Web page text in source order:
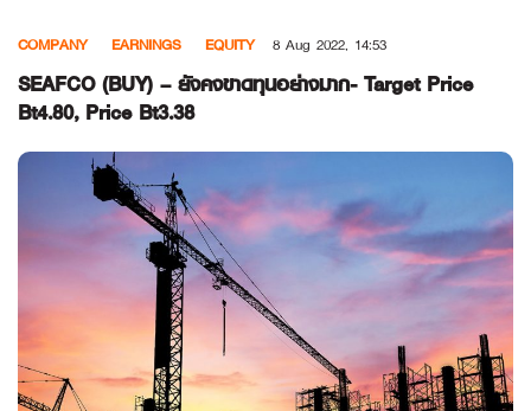
content
COMPANY EARNINGS EQUITY 8 Aug 2022, 14:53
SEAFCO (BUY) – ยังคงขาดทุนอย่างมาก- Target Price
Bt4.80, Price Bt3.38